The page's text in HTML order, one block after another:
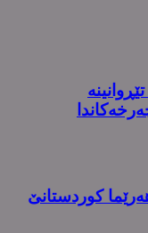
کوردستانێ